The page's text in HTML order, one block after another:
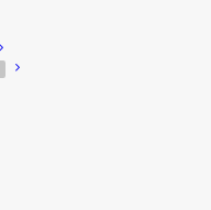
di
a